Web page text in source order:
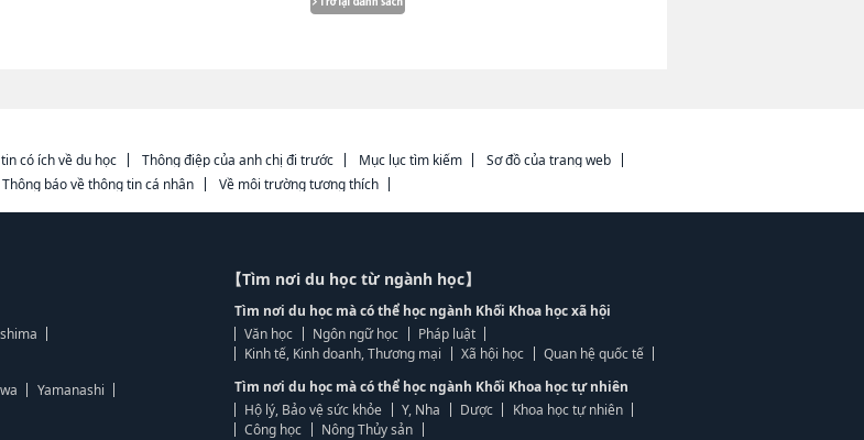
có ích về du học Thông điệp của anh chị đi trước Mục lục tìm kiếm
Sơ đồ của trang web
Thông báo về thông tin cá nhân Về môi trường tương thích
Yamanashi
【Tìm nơi du học từ ngành học】
Tìm nơi du học mà có thể học ngành Khối Khoa học xã hội
Văn học
Ngôn ngữ học
Pháp luật
Kinh tế, Kinh doanh, Thương mại
Xã hội học
Quan hệ quốc tế
Tìm nơi du học mà có thể học ngành Khối Khoa học tự nhiên
Hộ lý, Bảo vệ sức khỏe
Y, Nha Dược
Khoa học tự nhiên
Công học
Nông Thủy sản